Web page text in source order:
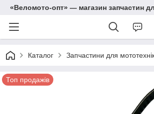
«Веломото-опт» — магазин запчастин
Каталог Запчастини для
Топ продажів